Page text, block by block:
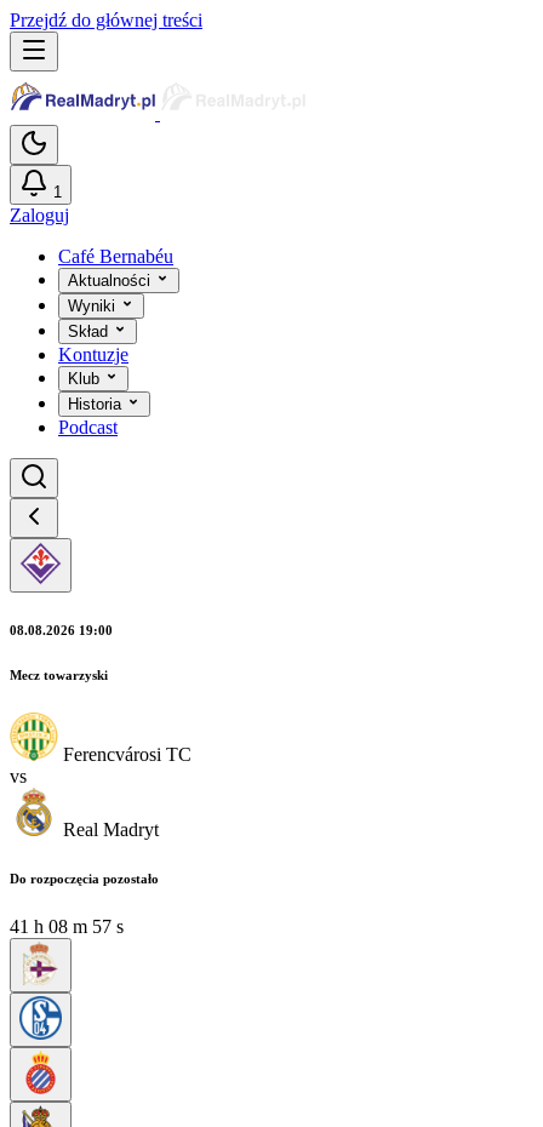
Przejdź do głównej treści
1
Zaloguj
Café Bernabéu
Aktualności
Wyniki
Skład
Kontuzje
Klub
Historia
Podcast
08.08.2026 19:00
Mecz towarzyski
Ferencvárosi TC
vs
Real Madryt
Do rozpoczęcia pozostało
41 h 08 m 56 s